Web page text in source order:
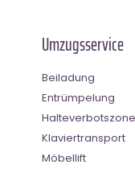
Umzugsservice
Beiladung
Entrümpelung
Halteverbotszone
Klaviertransport
Möbellift